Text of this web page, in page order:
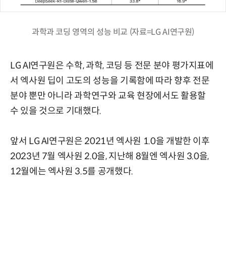
과학과 코딩 영역의 성능 비교 (자료=LG AI연구원)
LG AI연구원은 수학, 과학, 코딩 등 전문 분야 평가지표에
서 엑사원 딥이 고도의 성능을 기록함에 따라 향후 전문
분야 뿐만 아니라 과학연구와 교육 현장에서도 활용할
수 있을 것으로 기대했다.
앞서 LG AI연구원은 2021년 엑사원 1.0을 개발한 이후
2023년 7월 엑사원 2.0을, 지난해 8월엔 엑사원 3.0을,
12월에는 엑사원 3.5를 공개했다.